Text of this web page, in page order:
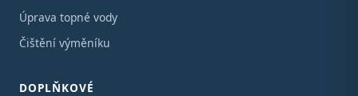
Úprava topné vody
Čištění výměníku
DOPLŇKOVÉ